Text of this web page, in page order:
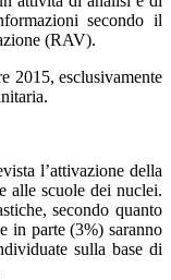
secondo il
(RAV).
2015, esclusivamente
l’attivazione della
alle scuole dei nuclei.
secondo quanto
in parte (3%) saranno
sulla base di